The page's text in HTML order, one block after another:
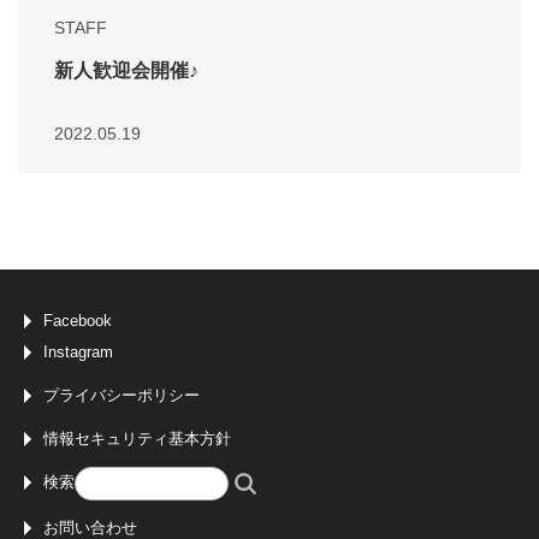
STAFF
新人歓迎会開催♪
2022.05.19
Facebook
Instagram
プライバシーポリシー
情報セキュリティ基本方針
検索
お問い合わせ